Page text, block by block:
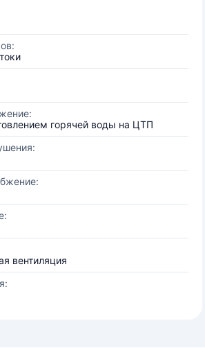
горячей воды на ЦТП
вентиляция